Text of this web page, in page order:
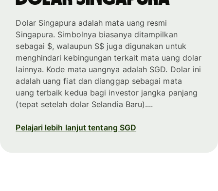
Dolar Singapura adalah mata uang resmi
Singapura. Simbolnya biasanya ditampilkan
sebagai $, walaupun S$ juga digunakan untuk
menghindari kebingungan terkait mata uang dolar
lainnya. Kode mata uangnya adalah SGD. Dolar ini
adalah uang fiat dan dianggap sebagai mata
uang terbaik kedua bagi investor jangka panjang
(tepat setelah dolar Selandia Baru)....
Pelajari lebih lanjut tentang SGD